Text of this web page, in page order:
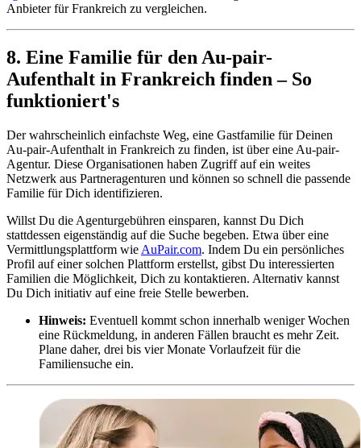
Anbieter für Frankreich zu vergleichen.
8. Eine Familie für den Au-pair-
Aufenthalt in Frankreich finden – So
funktioniert's
Der wahrscheinlich einfachste Weg, eine Gastfamilie für Deinen
Au-pair-Aufenthalt in Frankreich zu finden, ist über eine Au-pair-
Agentur. Diese Organisationen haben Zugriff auf ein weites
Netzwerk aus Partneragenturen und können so schnell die passende
Familie für Dich identifizieren.
Willst Du die Agenturgebühren einsparen, kannst Du Dich
stattdessen eigenständig auf die Suche begeben. Etwa über eine
Vermittlungsplattform wie AuPair.com. Indem Du ein persönliches
Profil auf einer solchen Plattform erstellst, gibst Du interessierten
Familien die Möglichkeit, Dich zu kontaktieren. Alternativ kannst
Du Dich initiativ auf eine freie Stelle bewerben.
Hinweis: Eventuell kommt schon innerhalb weniger Wochen
eine Rückmeldung, in anderen Fällen braucht es mehr Zeit.
Plane daher, drei bis vier Monate Vorlaufzeit für die
Familiensuche ein.